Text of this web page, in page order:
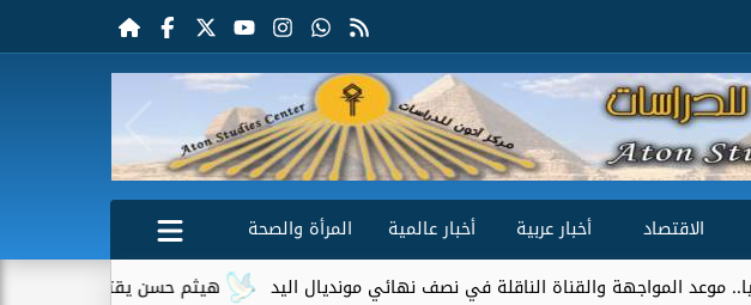
الاقتصاد أخبار عربية أخبار عالمية
المرأة والصحة
هيثم حسن يقترب من الانتقال إلى سيلتيك
الناقلة في نصف نهائي مونديال اليد